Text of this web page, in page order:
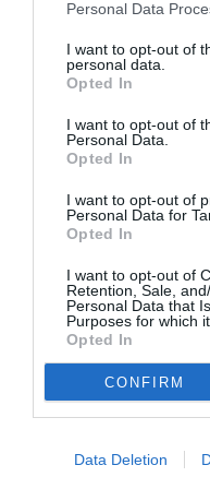
Personal Data
I want to opt-out of
personal data.
Opted In
I want to opt-out of
Personal Data.
Opted In
I want to opt-out of
Personal Data for
Opted In
I want to opt-out of
Retention, Sale,
Personal Data that
Purposes for which
Opted In
CONFIRM
Data Deletion
1
Τελευταία
νέα